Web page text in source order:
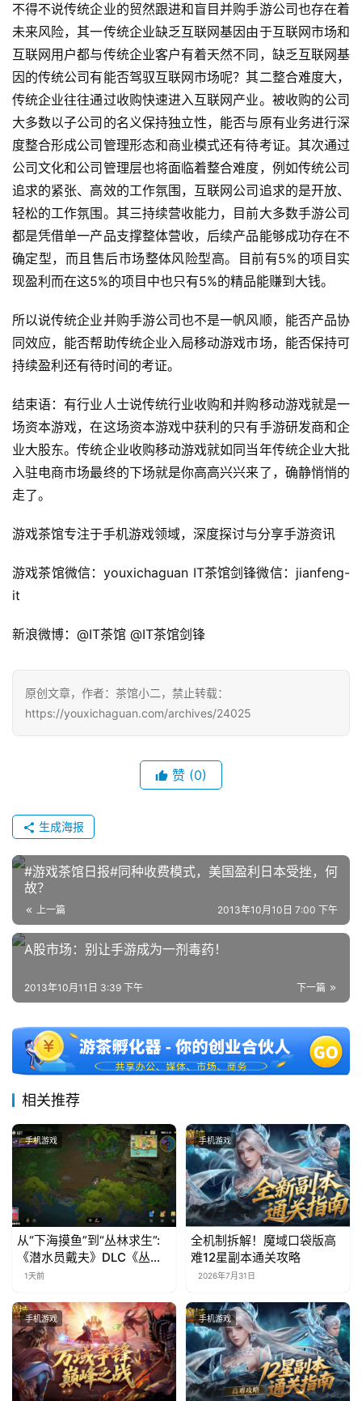
机
游
戏
休
闲
游
戏
2
0
2
5
第
三
届
金
茶
奖
7
月
3
茶
对
接
站
中
(
中
不得不说传统企业的贸然跟进和盲目并购手游公司也存在着
未来风险，其一传统企业缺乏互联网基因由于互联网市场和
互联网用户都与传统企业客户有着天然不同，缺乏互联网基
因的传统公司有能否驾驭互联网市场呢？其二整合难度大，
传统企业往往通过收购快速进入互联网产业。被收购的公司
大多数以子公司的名义保持独立性，能否与原有业务进行深
度整合形成公司管理形态和商业模式还有待考证。其次通过
公司文化和公司管理层也将面临着整合难度，例如传统公司
追求的紧张、高效的工作氛围，互联网公司追求的是开放、
轻松的工作氛围。其三持续营收能力，目前大多数手游公司
都是凭借单一产品支撑整体营收，后续产品能够成功存在不
确定型，而且售后市场整体风险型高。目前有5%的项目实
现盈利而在这5%的项目中也只有5%的精品能赚到大钱。
所以说传统企业并购手游公司也不是一帆风顺，能否产品协
同效应，能否帮助传统企业入局移动游戏市场，能否保持可
持续盈利还有待时间的考证。
结束语：有行业人士说传统行业收购和并购移动游戏就是一
场资本游戏，在这场资本游戏中获利的只有手游研发商和企
业大股东。传统企业收购移动游戏就如同当年传统企业大批
入驻电商市场最终的下场就是你高高兴兴来了，确静悄悄的
走了。
游戏茶馆专注于手机游戏领域，深度探讨与分享手游资讯
游戏茶馆微信：youxichaguan IT茶馆剑锋微信：jianfeng-
it
新浪微博：@IT茶馆 @IT茶馆剑锋
原创文章，作者：茶馆小二，禁止转载：
https://youxichaguan.com/archives/24025
赞 (0)
生成海报
#游戏茶馆日报#同种收费模式，美国盈利日本受挫，何
故？
上一篇 2013年10月10日 7:00 下午
A股市场：别让手游成为一剂毒药！
下一篇
2013年10月11日 3:39 下午
相关推荐
手机游戏
从“下海摸鱼”到“丛林求生”:
《潜水员戴夫》DLC《丛
林》移动端定档8月14日
1天前
手机游戏
全机制拆解！魔域口袋版高
难12星副本通关攻略
2026年7月31日
手机游戏 手机游戏